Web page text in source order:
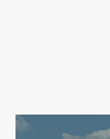
اقرأ
المزيد